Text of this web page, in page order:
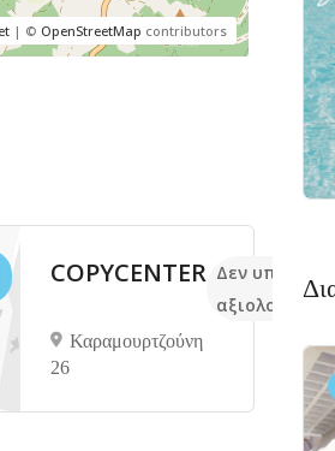
| © OpenStreetMap contributors
COPYCENTER
Καραμουρτζούνη
26
Δεν
αξιολογήσεις